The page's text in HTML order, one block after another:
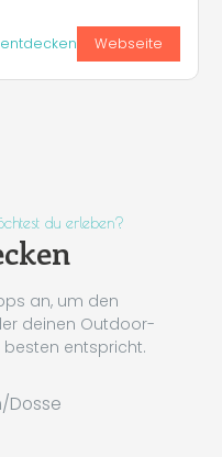
Webseite
du erleben?
an, um den
deinen Outdoor-
entspricht.
Dosse